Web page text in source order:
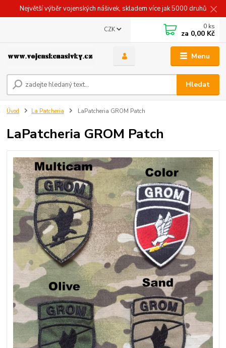
Největší výběr vojenských nášivek, skladem více jak 5000 druhů
Menu
CZK
Hledat
0 ks
za 0,00 Kč
Úvod La Patcheria LaPatcheria GROM Patch
LaPatcheria GROM Patch